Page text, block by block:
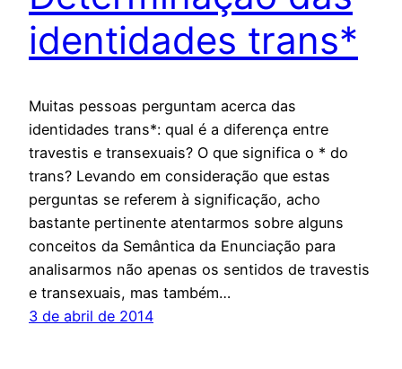
identidades trans*
Muitas pessoas perguntam acerca das
identidades trans*: qual é a diferença entre
travestis e transexuais? O que significa o * do
trans? Levando em consideração que estas
perguntas se referem à significação, acho
bastante pertinente atentarmos sobre alguns
conceitos da Semântica da Enunciação para
analisarmos não apenas os sentidos de travestis
e transexuais, mas também…
3 de abril de 2014